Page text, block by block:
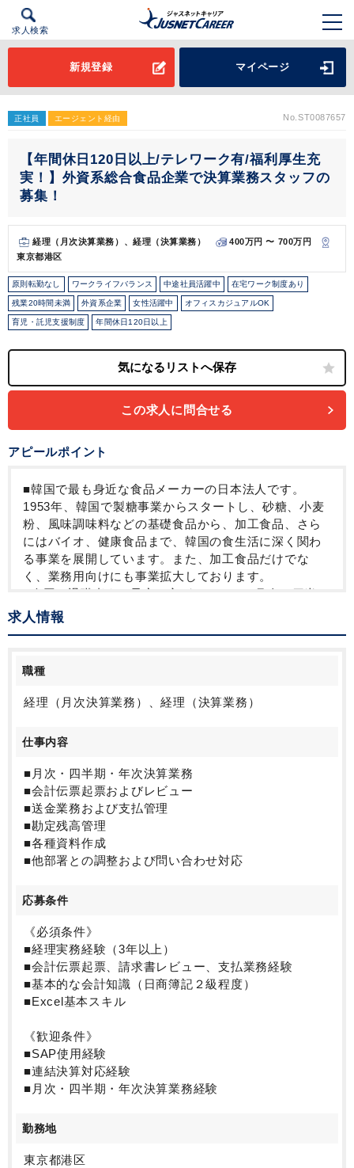
求人検索
新規登録 マイページ
正社員 エージェント経由 No.ST0087657
【年間休日120日以上/テレワーク有/福利厚生充
実！】外資系総合食品企業で決算業務スタッフの
募集！
経理（月次決算業務）、経理（決算業務）
400万円 〜 700万円
東京都港区
原則転勤なし ワークライフバランス 中途社員活躍中 在宅ワーク制度あり
残業20時間未満 外資系企業 女性活躍中 オフィスカジュアルOK
育児・託児支援制度 年間休日120日以上
この求人に問合せる
アピールポイント
■韓国で最も身近な食品メーカーの日本法人です。
1953年、韓国で製糖事業からスタートし、砂糖、小麦
粉、風味調味料などの基礎食品から、加工食品、さら
にはバイオ、健康食品まで、韓国の食生活に深く関わ
る事業を展開しています。また、加工食品だけでな
く、業務用向けにも事業拡大しております。
■今回、退職者する予定の方がいること・月次・四半
期・年次決算業務等の安定的な運営体制を維持する
為、募集となりました。裁量権があり、業務の幅もご
できる環境です。語学に関しまして、韓国語・英語に
抵抗の無い方であれば問題ございません。業務などで
韓国語・英語が出てきた場合は、サポートしていただ
る方、大歓迎でございます。
■働き方としては、在宅勤務（週2日程）や時差出勤を
はじめ、手当や福利厚生が充実しております。年間休
日120日以上等、ワークライフバランスも図りやすいで
す。
まずは、お問い合わせください♪
求人情報
職種
経理（月次決算業務）、経理（決算業務）
仕事内容
■月次・四半期・年次決算業務
■会計伝票起票およびレビュー
■送金業務および支払管理
■勘定残高管理
■各種資料作成
■他部署との調整および問い合わせ対応
応募条件
《必須条件》
■経理実務経験（3年以上）
■会計伝票起票、請求書レビュー、支払業務経験
■基本的な会計知識（日商簿記２級程度）
■Excel基本スキル
《歓迎条件》
■SAP使用経験
■連結決算対応経験
■月次・四半期・年次決算業務経験
勤務地
東京都港区